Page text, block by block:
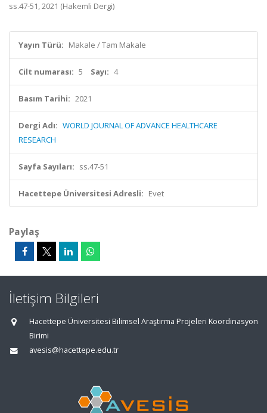
ss.47-51, 2021 (Hakemli Dergi)
Yayın Türü: Makale / Tam Makale
Cilt numarası: 5 Sayı: 4
Basım Tarihi: 2021
Dergi Adı: WORLD JOURNAL OF ADVANCE HEALTHCARE
RESEARCH
Sayfa Sayıları: ss.47-51
Hacettepe Üniversitesi Adresli: Evet
Paylaş
İletişim Bilgileri
Hacettepe Üniversitesi Bilimsel Araştırma Projeleri Koordinasyon
Birimi
avesis@hacettepe.edu.tr